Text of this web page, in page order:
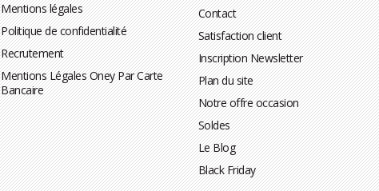
Mentions légales
Politique de confidentialité
Recrutement
Mentions Légales Oney Par Carte
Bancaire
Contact
Satisfaction client
Inscription Newsletter
Plan du site
Notre offre occasion
Soldes
Le Blog
Black Friday